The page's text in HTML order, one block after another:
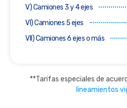
V) Camiones 3 y 4 ejes
VI) Camiones 5 ejes
VII) Camiones 6 ejes o más
**Tarifas especiales de
lineamientos